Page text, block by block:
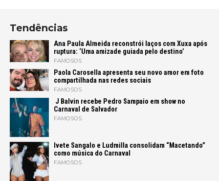
Tendências
Ana Paula Almeida reconstrói laços com Xuxa após
ruptura: ‘Uma amizade guiada pelo destino’
FAMOSOS
Paola Carosella apresenta seu novo amor em foto
compartilhada nas redes sociais
FAMOSOS
J Balvin recebe Pedro Sampaio em show no
Carnaval de Salvador
FAMOSOS
Ivete Sangalo e Ludmilla consolidam “Macetando”
como música do Carnaval
FAMOSOS